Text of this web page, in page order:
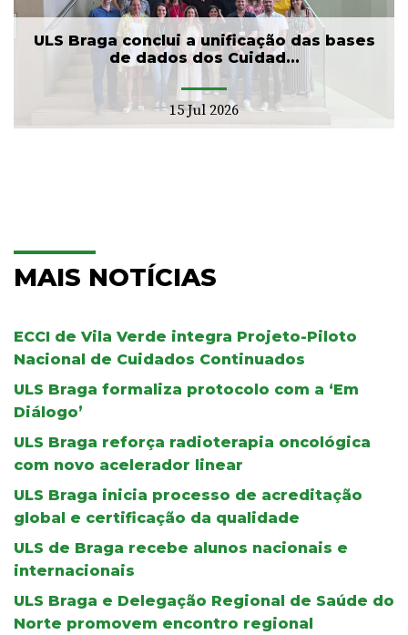
ULS Braga conclui a unificação das bases
de dados dos Cuidad...
15 Jul 2026
MAIS NOTÍCIAS
ECCI de Vila Verde integra Projeto-Piloto
Nacional de Cuidados Continuados
ULS Braga formaliza protocolo com a ‘Em
Diálogo’
ULS Braga reforça radioterapia oncológica
com novo acelerador linear
ULS Braga inicia processo de acreditação
global e certificação da qualidade
ULS de Braga recebe alunos nacionais e
internacionais
ULS Braga e Delegação Regional de Saúde do
Norte promovem encontro regional